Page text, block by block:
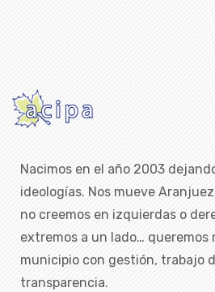
Nacimos en el año 2003
ideologías. Nos mueve
no creemos en izquierdas o
extremos a un lado… queremos
municipio con gestión, trabajo
transparencia.